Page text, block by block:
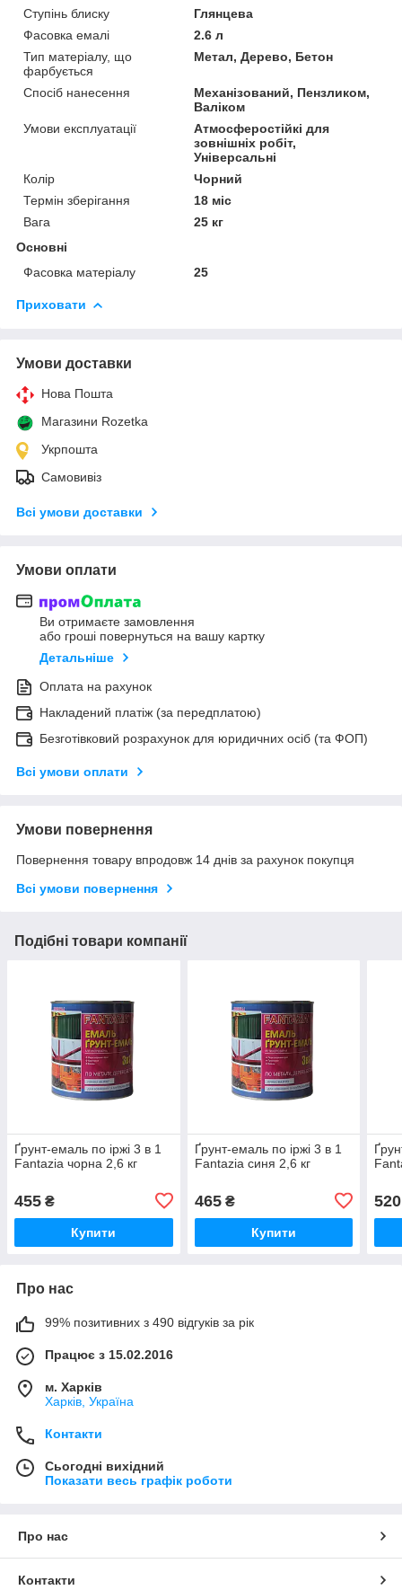
Ступінь блиску
Глянцева
Фасовка емалі
2.6 л
Тип матеріалу, що
фарбується
Метал, Дерево, Бетон
Спосіб нанесення
Механізований, Пензликом,
Валіком
Умови експлуатації
Атмосферостійкі для
зовнішніх робіт,
Універсальні
Колір
Чорний
Термін зберігання
18 міс
Вага
25 кг
Основні
Фасовка матеріалу
25
Приховати
Умови доставки
Нова Пошта
Магазини Rozetka
Укрпошта
Самовивіз
Всі умови доставки
Умови оплати
Ви отримаєте замовлення
або гроші повернуться на вашу картку
Детальніше
Оплата на рахунок
Накладений платіж (за передплатою)
Безготівковий розрахунок для юридичних осіб (та ФОП)
Всі умови оплати
Умови повернення
Повернення товару впродовж 14 днів за рахунок покупця
Всі умови повернення
Подібні товари компанії
Ґрунт-емаль по іржі 3 в 1
Fantazia чорна 2,6 кг
455 ₴
Купити
Ґрунт-емаль по іржі 3 в 1
Fantazia синя 2,6 кг
465₴
Купити
520
Про нас
99% позитивних з 490 відгуків за рік
Працює з 15.02.2016
м. Харків
Харків, Україна
Контакти
Сьогодні вихідний
Показати весь графік роботи
Про нас
Контакти